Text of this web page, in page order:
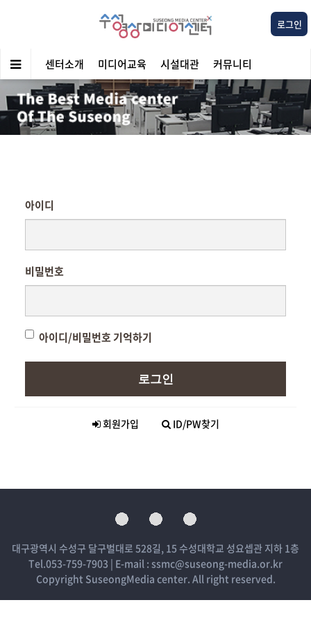
로그인
센터소개 미디어교육 시설대관 커뮤니티
아이디
비밀번호
아이디/비밀번호 기억하기
로그인
회원가입 ID/PW찾기
대구광역시 수성구 달구벌대로 528길, 15 수성대학교 성요셉관 지하 1층
Tel.053-759-7903 | E-mail : ssmc@suseong-media.or.kr
Copyright SuseongMedia center. All right reserved.